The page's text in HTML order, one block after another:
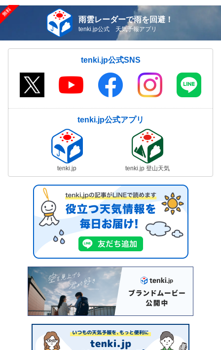
雨雲レーダーで雨を回避！
tenki.jp公式 天気予報アプリ
tenki.jp公式SNS
tenki.jp公式アプリ
tenki.jp tenki.jp 登山天気